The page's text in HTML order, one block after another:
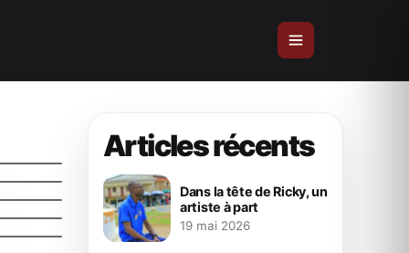
Articles récents
Dans la tête de Ricky, un
artiste à part
19 mai 2026